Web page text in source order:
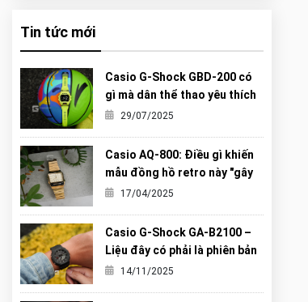
Tin tức mới
Casio G-Shock GBD-200 có
gì mà dân thể thao yêu thích
đến vậy?
29/07/2025
Casio AQ-800: Điều gì khiến
mẫu đồng hồ retro này "gây
sốt" đến vậy?
17/04/2025
Casio G-Shock GA-B2100 –
Liệu đây có phải là phiên bản
“Carbon Core” hoàn hảo nhất
14/11/2025